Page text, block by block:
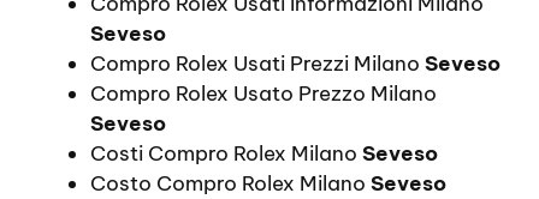
Seveso
Compro Rolex Usati Prezzi Milano Seveso
Compro Rolex Usato Prezzo Milano
Seveso
Costi Compro Rolex Milano Seveso
Costo Compro Rolex Milano Seveso